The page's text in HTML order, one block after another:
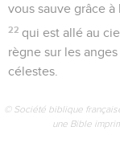
vous sauve grâce à
22 qui est allé au
règne sur les
célestes.
© Société biblique
une Bible